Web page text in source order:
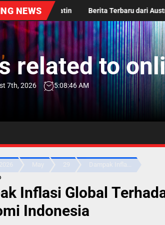
NEWS
Latin Berita Terbaru dari Australia:
related to
7th, 2026 5:08:46 AM
2026 May 29 Dampak Infla...
Inflasi Global
Indonesia